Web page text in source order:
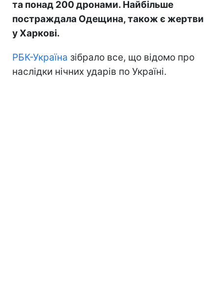
та понад 200 дронами. Найбільше
постраждала Одещина, також є жертви
у Харкові.
РБК-Україна зібрало все, що відомо про
наслідки нічних ударів по Україні.